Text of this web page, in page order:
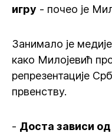
игру - почео је
Занимало је
како Милојевић
репрезентације
првенству.
- Доста зависи